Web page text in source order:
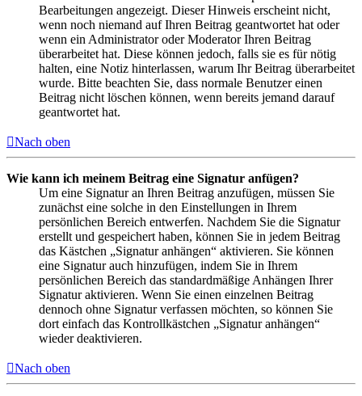
Bearbeitungen angezeigt. Dieser Hinweis erscheint nicht,
wenn noch niemand auf Ihren Beitrag geantwortet hat oder
wenn ein Administrator oder Moderator Ihren Beitrag
überarbeitet hat. Diese können jedoch, falls sie es für nötig
halten, eine Notiz hinterlassen, warum Ihr Beitrag überarbeitet
wurde. Bitte beachten Sie, dass normale Benutzer einen
Beitrag nicht löschen können, wenn bereits jemand darauf
geantwortet hat.
Nach oben
Wie kann ich meinem Beitrag eine Signatur anfügen?
Um eine Signatur an Ihren Beitrag anzufügen, müssen Sie
zunächst eine solche in den Einstellungen in Ihrem
persönlichen Bereich entwerfen. Nachdem Sie die Signatur
erstellt und gespeichert haben, können Sie in jedem Beitrag
das Kästchen „Signatur anhängen“ aktivieren. Sie können
eine Signatur auch hinzufügen, indem Sie in Ihrem
persönlichen Bereich das standardmäßige Anhängen Ihrer
Signatur aktivieren. Wenn Sie einen einzelnen Beitrag
dennoch ohne Signatur verfassen möchten, so können Sie
dort einfach das Kontrollkästchen „Signatur anhängen“
wieder deaktivieren.
Nach oben